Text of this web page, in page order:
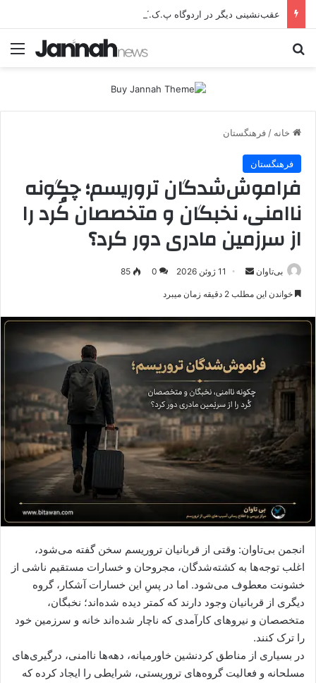
خانه / فرهنگستان
فرهنگستان
فراموش‌شدگان تروریسم؛ چگونه
ناامنی، نخبگان و متخصصان کُرد را
از سرزمین مادری دور کرد؟
بی‌تاوان
ر
ا
ل
ی
م
ی
11 ژوئن 2026 0
85
خواندن این مطلب 2 دقیقه زمان میبرد
انجمن بی‌تاوان: وقتی از قربانیان تروریسم سخن گفته می‌شود،
اغلب توجه‌ها به کشته‌شدگان، مجروحان و خسارات مستقیم ناشی از
خشونت معطوف می‌شود. اما در پسِ این خسارات آشکار، گروه
دیگری از قربانیان وجود دارند که کمتر دیده شده‌اند؛ نخبگان،
متخصصان و نیروهای کارآمدی که ناچار شده‌اند خانه و سرزمین خود
را ترک کنند.
در بسیاری از مناطق کردنشین خاورمیانه، دهه‌ها ناامنی، درگیری‌های
مسلحانه و فعالیت گروه‌های تروریستی، شرایطی را ایجاد کرده که